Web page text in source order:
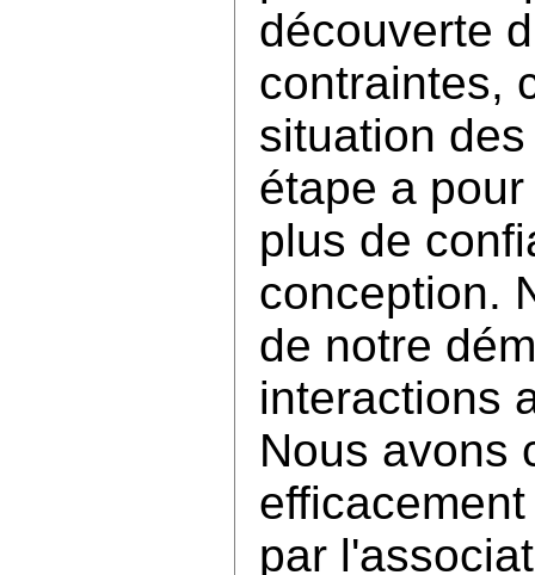
découverte
contraintes,
situation
étape a
plus de
conception.
de notre
interactions
Nous avons
par